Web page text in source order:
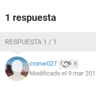
1 respuesta
RESPUESTA 1 / 1
cronw027 8
Modificado el 9 mar